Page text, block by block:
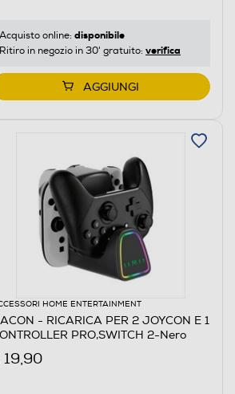
Acquisto online: disponibile
Ritiro in negozio in 30' gratuito: verifica
AGGIUNGI
HOME ENTERTAINMENT
- RICARICA PER 2 JOYCON E 1
CONTROLLER PRO,SWITCH 2-Nero
19,90